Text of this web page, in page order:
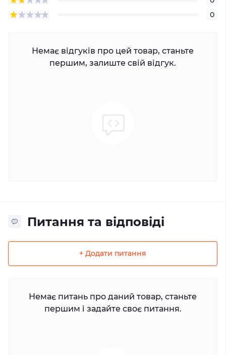
0
Немає відгуків про цей товар, станьте
першим, залиште свій відгук.
Питання та відповіді
+ Додати питання
Немає питань про даний товар, станьте
першим і задайте своє питання.